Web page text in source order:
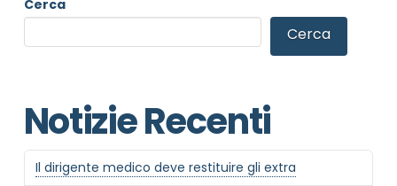
Cerca
Cerca
Notizie Recenti
Il dirigente medico deve restituire gli extra